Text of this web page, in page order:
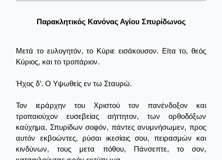
Παρακλητικός Κανόνας Αγίου Σπυρίδωνος
Μετά το ευλογητόν, το Κύριε εισάκουσον. Είτα το, θεός
Κύριος, και το τροπάριον.
Ήχος δ’. Ο Υψωθείς εν τω Σταυρώ.
Τον ιεράρχην του Χριστού τον πανένδοξον και
τροπαιούχον ευσεβείας αήττητον, των ορθοδόξων
καύχημα, Σπυρίδων σοφόν, πάντες ανυμνήσωμεν, προς
αυτόν εκβοώντες, ρύσαι ικεσίαις σου, πειρασμών και
κινδύνων, τους μετα πόθου, Πάνσεπτε, το σον,